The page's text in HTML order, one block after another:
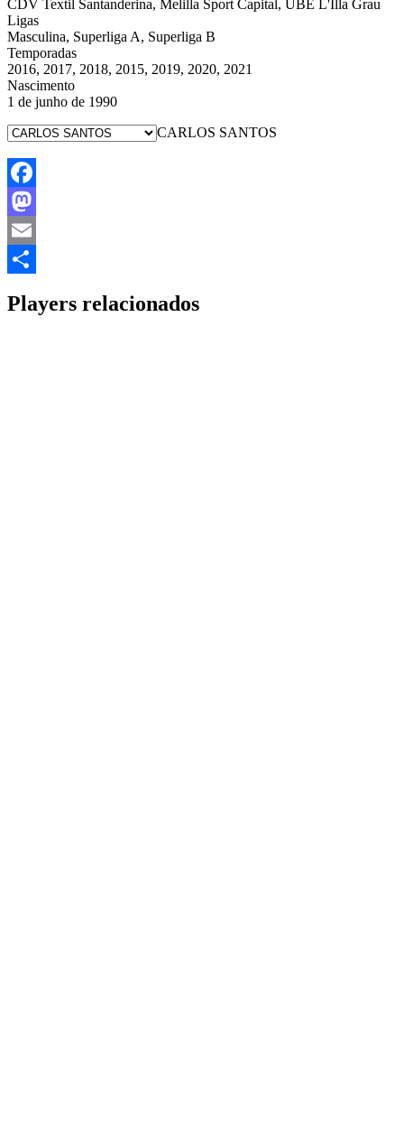
CDV Textil Santanderina, Melilla Sport Capital, UBE L'Illa Grau
Ligas
Masculina, Superliga A, Superliga B
Temporadas
2016, 2017, 2018, 2015, 2019, 2020, 2021
Nascimento
1 de junho de 1990
CARLOS SANTOS
Facebook
Mastodon
Email
Players relacionados